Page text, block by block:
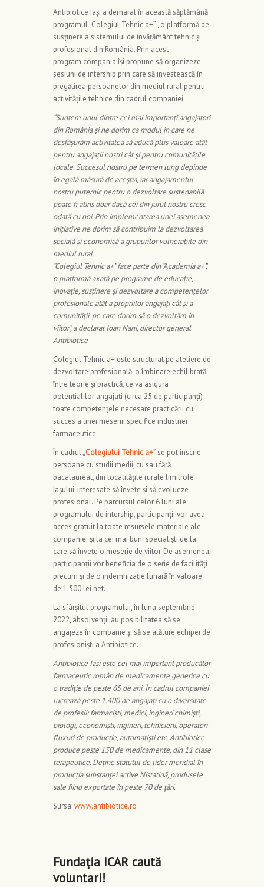
Antibiotice Iași a demarat în această săptămână
programul „Colegiul Tehnic a+” , o platformă de
susținere a sistemului de învățământ tehnic și
profesional din România. Prin acest
program compania își propune să organizeze
sesiuni de intership prin care să investească în
pregătirea persoanelor din mediul rural pentru
activitățile tehnice din cadrul companiei.
“Suntem unul dintre cei mai importanți angajatori
din România și ne dorim ca modul în care ne
desfășurăm activitatea să aducă plus valoare atât
pentru angajații noștri cât și pentru comunitățile
locale. Succesul nostru pe termen lung depinde
în egală măsură de aceștia, iar angajamentul
nostru puternic pentru o dezvoltare sustenabilă
poate fi atins doar dacă cei din jurul nostru cresc
odată cu noi. Prin implementarea unei asemenea
inițiative ne dorim să contribuim la dezvoltarea
socială și economică a grupurilor vulnerabile din
mediul rural.
“Colegiul Tehnic a+” face parte din “Academia a+”,
o platformă axată pe programe de educație,
inovație, susținere și dezvoltare a competențelor
profesionale atât a propriilor angajați cât și a
comunității, pe care dorim să o dezvoltăm în
viitor”, a declarat Ioan Nani, director general
Antibiotice
Colegiul Tehnic a+ este structurat pe ateliere de
dezvoltare profesională, o îmbinare echilibrată
între teorie și practică, ce va asigura
potențialilor angajați (circa 25 de participanți)
toate competențele necesare practicării cu
succes a unei meseriii specifice industriei
farmaceutice.
În cadrul „Colegiului Tehnic a+” se pot înscrie
persoane cu studii medii, cu sau fără
bacalaureat, din localitățile rurale limitrofe
Iașului, interesate să învețe și să evolueze
profesional. Pe parcursul celor 6 luni ale
programului de intership, participanții vor avea
acces gratuit la toate resursele materiale ale
companiei și la cei mai buni specialiști de la
care să învețe o meserie de viitor. De asemenea,
participanții vor beneficia de o serie de facilități
precum și de o indemnizație lunară în valoare
de 1.500 lei net.
La sfârșitul programului, în luna septembrie
2022, absolvenții au posibilitatea să se
angajeze în companie și să se alăture echipei de
profesioniști a Antibiotice.
Antibiotice Iași este cel mai important producător
farmaceutic român de medicamente generice cu
o tradiție de peste 65 de ani. În cadrul companiei
lucrează peste 1.400 de angajați cu o diversitate
de profesii: farmaciști, medici, ingineri chimiști,
biologi, economiști, ingineri, tehnicieni, operatori
fluxuri de producție, automatiști etc. Antibiotice
produce peste 150 de medicamente, din 11 clase
terapeutice. Deține statutul de lider mondial în
producția substanței active Nistatină, produsele
sale fiind exportate în peste 70 de țări.
Sursa:www.antibiotice.ro
Fundația ICAR caută
voluntari!